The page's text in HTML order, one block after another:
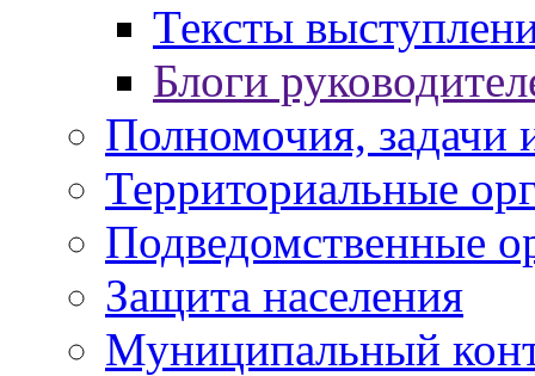
Тексты
Блоги
Полномочия, задачи
Территориальные
Подведомственные
Защита населения
Муниципальный